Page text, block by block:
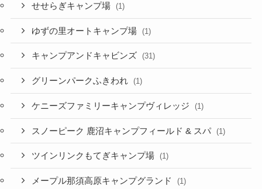
せせらぎキャンプ場 (1)
ゆずの里オートキャンプ場 (1)
キャンプアンドキャビンズ (31)
グリーンパークふきわれ (1)
ケニーズファミリーキャンプヴィレッジ (1)
スノーピーク 鹿沼キャンプフィールド & スパ (1)
ツインリンクもてぎキャンプ場 (1)
メープル那須高原キャンプグランド (1)